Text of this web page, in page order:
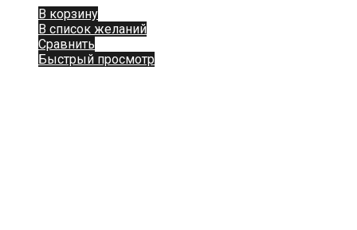
В корзину
В список желаний
Сравнить
Быстрый просмотр